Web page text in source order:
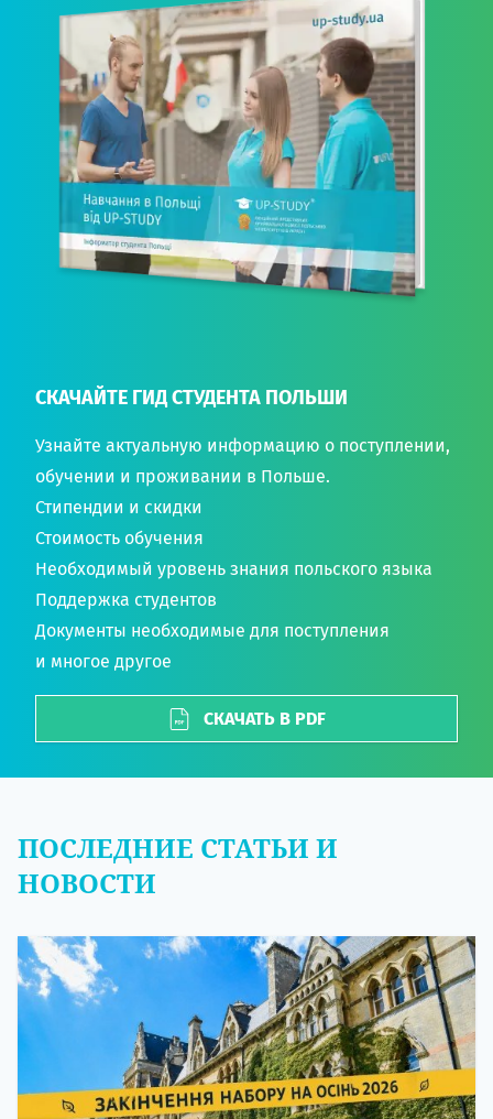
СКАЧАЙТЕ ГИД СТУДЕНТА ПОЛЬШИ
Узнайте актуальную информацию о поступлении,
обучении и проживании в Польше.
Стипендии и скидки
Стоимость обучения
Необходимый уровень знания польского языка
Поддержка студентов
Документы необходимые для поступления
и многое другое
СКАЧАТЬ В PDF
ПОСЛЕДНИЕ СТАТЬИ И
НОВОСТИ